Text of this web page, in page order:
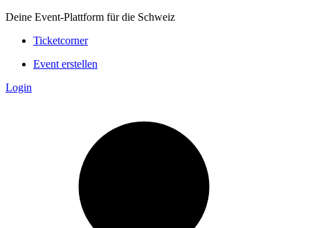
Deine Event-Plattform für die Schweiz
Ticketcorner
Event erstellen
Login